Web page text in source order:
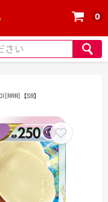
0
【S9】